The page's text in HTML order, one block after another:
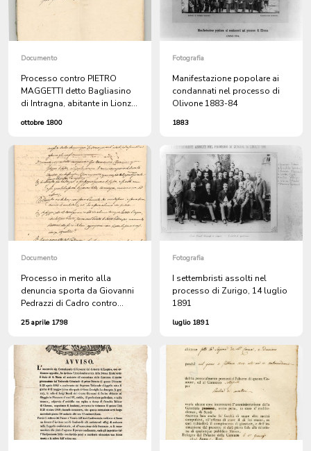
Documento
Processo contro PIETRO
MAGGETTI detto Bagliasino
di Intragna, abitante in Lionza,
ottobre 1800
Fotografia
Manifestazione popolare ai
condannati nel processo di
Olivone 1883-84
1883
Documento
Processo in merito alla
denuncia sporta da Giovanni
Pedrazzi di Cadro contro
Cadro, accusato di aver
prato scorre in quello del
Pedrazzi
25 aprile 1798
Fotografia
I settembristi assolti nel
processo di Zurigo, 14 luglio
1891
luglio 1891